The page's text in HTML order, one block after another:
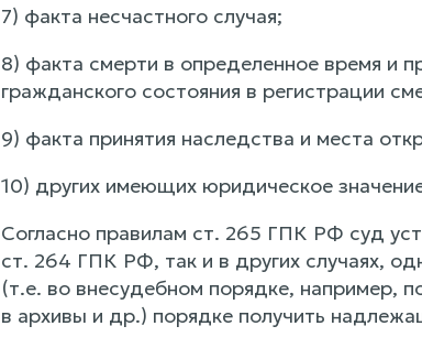
7) факта несчастного случая;
8) факта смерти в определенное время и
гражданского состояния в регистрации
9) факта принятия наследства и места
10) других имеющих юридическое
Согласно правилам ст. 265 ГПК РФ суд
ст. 264 ГПК РФ, так и в других случаях,
(т.е. во внесудебном порядке, например,
в архивы и др.) порядке получить